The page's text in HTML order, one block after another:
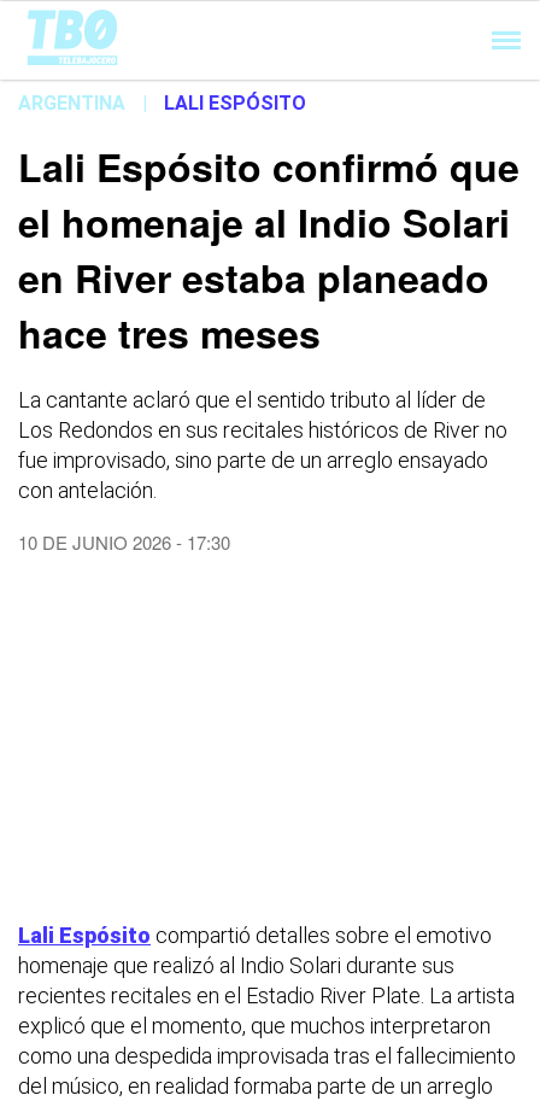
Cargando...
ARGENTINA | LALI ESPÓSITO
Lali Espósito confirmó que
el homenaje al Indio Solari
en River estaba planeado
hace tres meses
La cantante aclaró que el sentido tributo al líder de
Los Redondos en sus recitales históricos de River no
fue improvisado, sino parte de un arreglo ensayado
con antelación.
10 DE JUNIO 2026 - 17:30
Lali Espósito compartió detalles sobre el emotivo
homenaje que realizó al Indio Solari durante sus
recientes recitales en el Estadio River Plate. La artista
explicó que el momento, que muchos interpretaron
como una despedida improvisada tras el fallecimiento
del músico, en realidad formaba parte de un arreglo